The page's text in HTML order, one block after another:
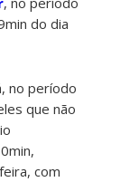
do dia
no período
que não
com